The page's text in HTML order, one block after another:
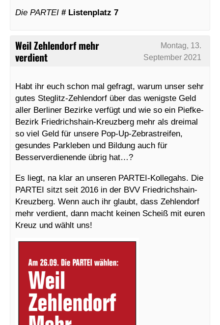
Die PARTEI # Listenplatz 7
Weil Zehlendorf mehr
verdient
Montag, 13.
September 2021
Habt ihr euch schon mal gefragt, warum unser sehr
gutes Steglitz-Zehlendorf über das wenigste Geld
aller Berliner Bezirke verfügt und wie so ein Piefke-
Bezirk Friedrichshain-Kreuzberg mehr als dreimal
so viel Geld für unsere Pop-Up-Zebrastreifen,
gesundes Parkleben und Bildung auch für
Besserverdienende übrig hat…?
Es liegt, na klar an unseren PARTEI-Kollegahs. Die
PARTEI sitzt seit 2016 in der BVV Friedrichshain-
Kreuzberg. Wenn auch ihr glaubt, dass Zehlendorf
mehr verdient, dann macht keinen Scheiß mit euren
Kreuz und wählt uns!